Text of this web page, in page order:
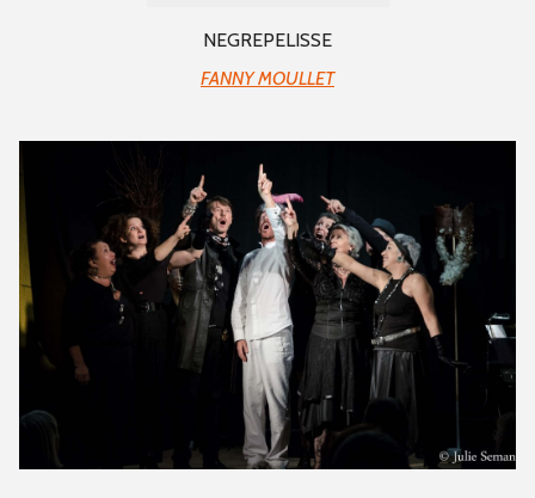
NEGREPELISSE
FANNY MOULLET